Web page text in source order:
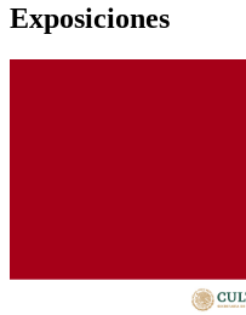
Exposiciones